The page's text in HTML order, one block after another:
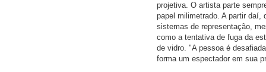
projetiva. O artista parte
papel milimetrado. A partir
sistemas de representação,
como a tentativa de fuga da
de vidro. "A pessoa é
forma um espectador em sua